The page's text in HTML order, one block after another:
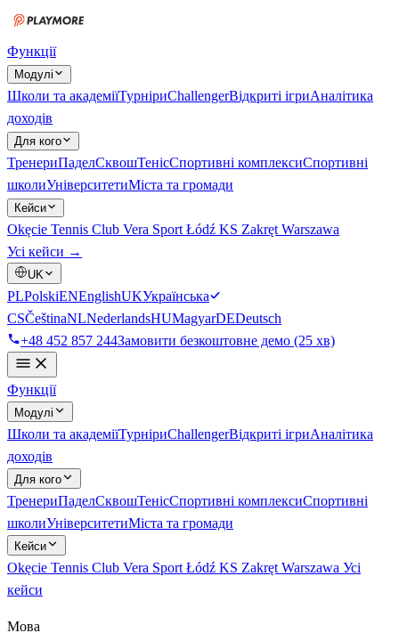
Функції
Модулі
Школи та академіїТурніриChallengerВідкриті ігриАналітика
доходів
Для кого
ТренериПаделСквошТенісСпортивні комплексиСпортивні
школиУніверситетиМіста та громади
Кейси
Okęcie Tennis Club Vera Sport Łódź KS Zakręt Warszawa
Усі кейси →
UK
PLPolskiENEnglishUKУкраїнська
CSČeštinaNLNederlandsHUMagyarDEDeutsch
+48 452 857 244Замовити безкоштовне демо (25 хв)
Функції
Модулі
Школи та академіїТурніриChallengerВідкриті ігриАналітика
доходів
Для кого
ТренериПаделСквошТенісСпортивні комплексиСпортивні
школиУніверситетиМіста та громади
Кейси
Okęcie Tennis Club Vera Sport Łódź KS Zakręt Warszawa Усі
кейси
Мова